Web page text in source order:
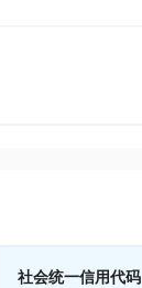
社会统一信用代码